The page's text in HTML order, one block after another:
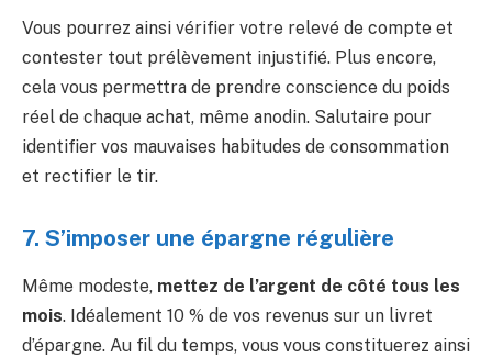
Vous pourrez ainsi vérifier votre relevé de compte et
contester tout prélèvement injustifié. Plus encore,
cela vous permettra de prendre conscience du poids
réel de chaque achat, même anodin. Salutaire pour
identifier vos mauvaises habitudes de consommation
et rectifier le tir.
7. S’imposer une épargne régulière
Même modeste, mettez de l’argent de côté tous les
mois. Idéalement 10 % de vos revenus sur un livret
d’épargne. Au fil du temps, vous vous constituerez ainsi